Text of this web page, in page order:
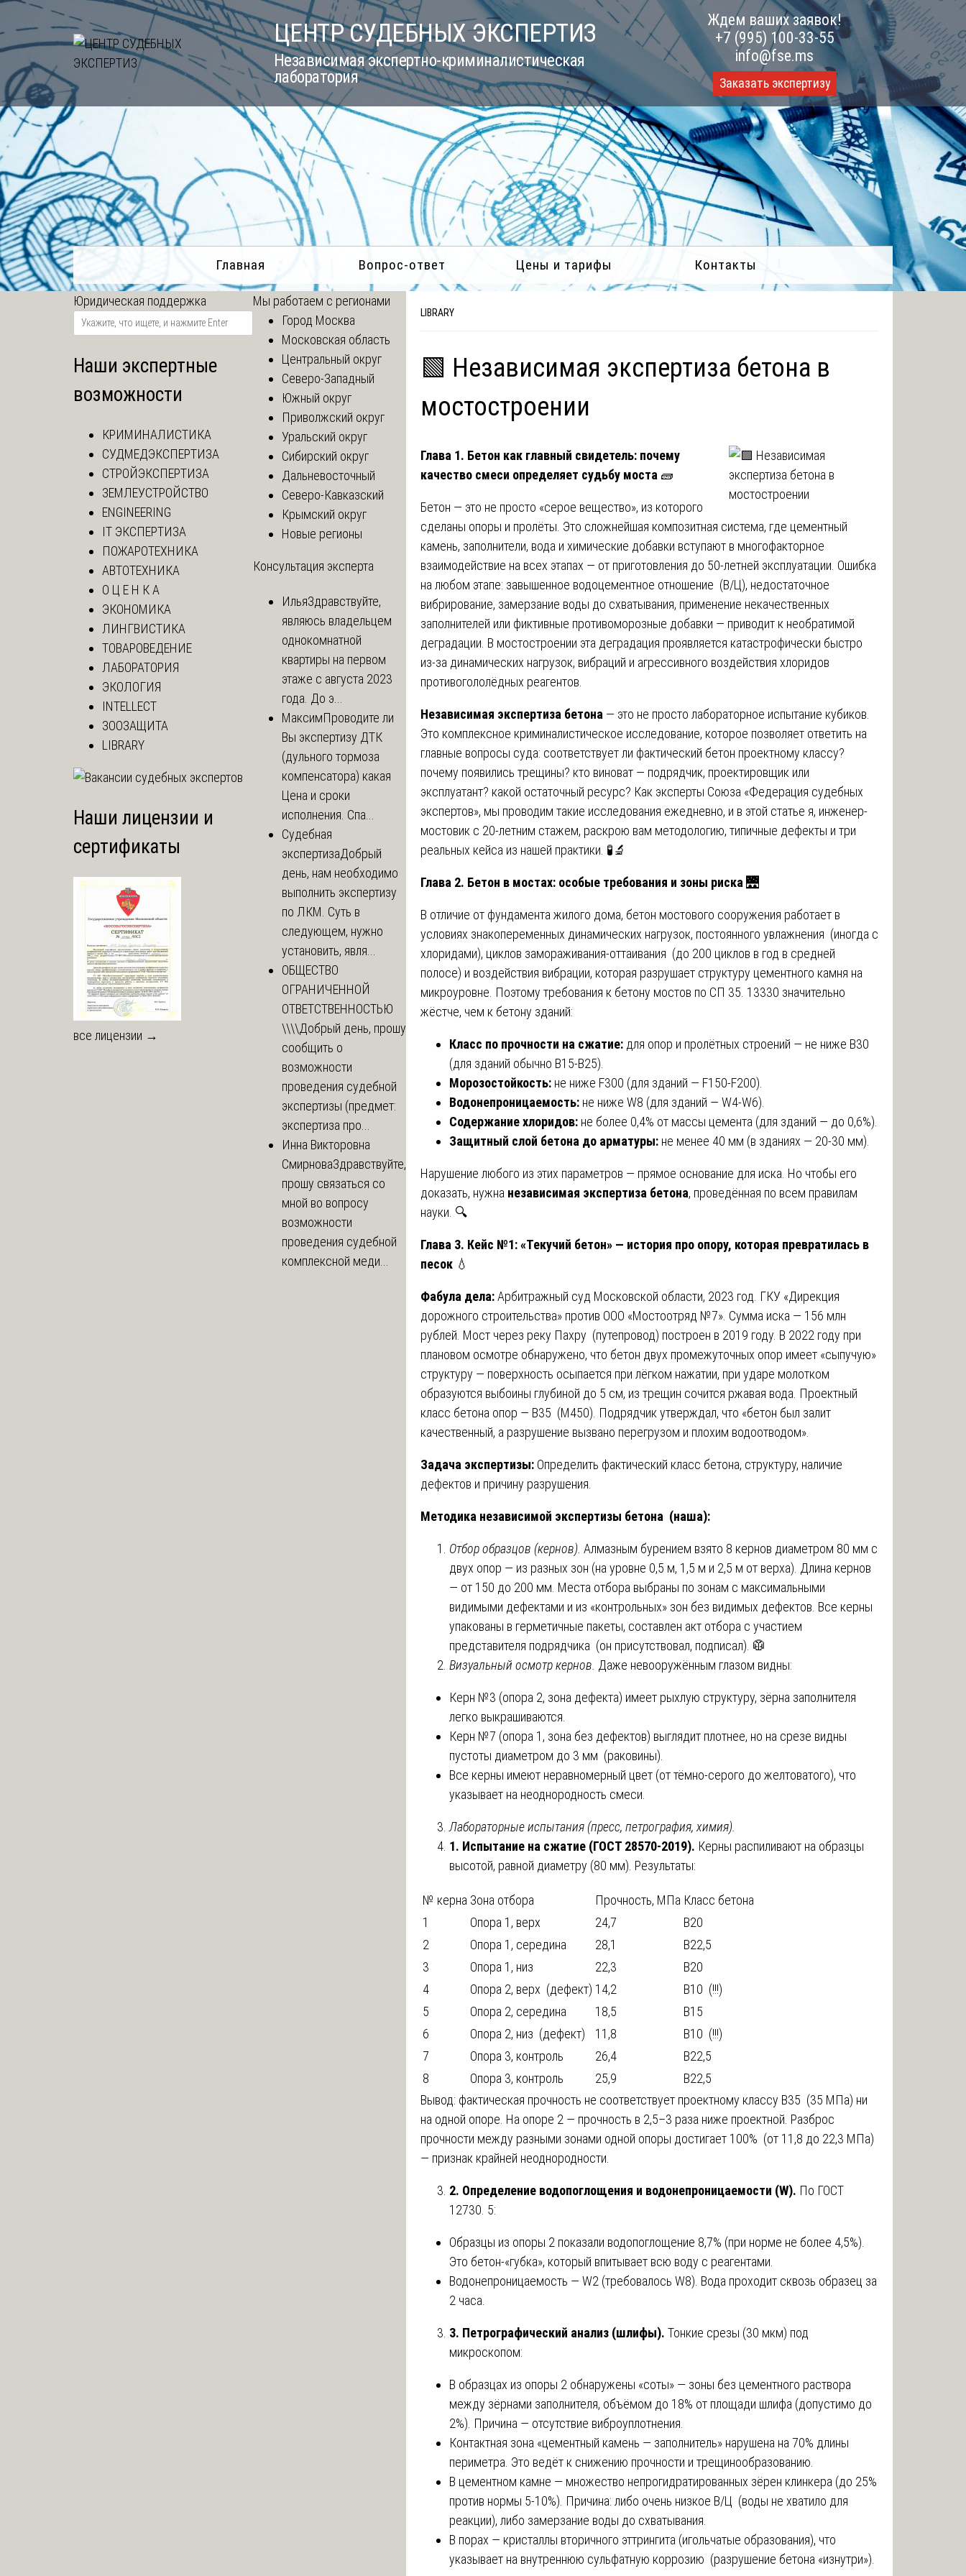
to
content
ЦЕНТР СУДЕБНЫХ ЭКСПЕРТИЗ
Независимая экспертно-криминалистическая
лаборатория
Ждем ваших заявок!
+7 (995) 100-33-55
info@fse.ms
Заказать экспертизу
Главная Вопрос-ответ Цены и тарифы Контакты
LIBRARY
🟩 Независимая экспертиза бетона в
мостостроении
Глава 1. Бетон как главный свидетель: почему
качество смеси определяет судьбу моста 🧱
Бетон — это не просто «серое вещество», из которого
сделаны опоры и пролёты. Это сложнейшая композитная система, где цементный
камень, заполнители, вода и химические добавки вступают в многофакторное
взаимодействие на всех этапах — от приготовления до 50-летней эксплуатации. Ошибка
на любом этапе: завышенное водоцементное отношение (В/Ц), недостаточное
вибрирование, замерзание воды до схватывания, применение некачественных
заполнителей или фиктивные противоморозные добавки — приводит к необратимой
деградации. В мостостроении эта деградация проявляется катастрофически быстро
из-за динамических нагрузок, вибраций и агрессивного воздействия хлоридов
противогололёдных реагентов.
Независимая экспертиза бетона — это не просто лабораторное испытание кубиков.
Это комплексное криминалистическое исследование, которое позволяет ответить на
главные вопросы суда: соответствует ли фактический бетон проектному классу?
почему появились трещины? кто виноват — подрядчик, проектировщик или
эксплуатант? какой остаточный ресурс? Как эксперты Союза «Федерация судебных
экспертов», мы проводим такие исследования ежедневно, и в этой статье я, инженер-
мостовик с 20-летним стажем, раскрою вам методологию, типичные дефекты и три
реальных кейса из нашей практики. 🧪🔬
Глава 2. Бетон в мостах: особые требования и зоны риска 🌉
В отличие от фундамента жилого дома, бетон мостового сооружения работает в
условиях знакопеременных динамических нагрузок, постоянного увлажнения (иногда с
хлоридами), циклов замораживания-оттаивания (до 200 циклов в год в средней
полосе) и воздействия вибрации, которая разрушает структуру цементного камня на
микроуровне. Поэтому требования к бетону мостов по СП 35. 13330 значительно
жёстче, чем к бетону зданий:
Класс по прочности на сжатие: для опор и пролётных строений — не ниже B30
(для зданий обычно B15-B25).
Морозостойкость: не ниже F300 (для зданий — F150-F200).
Водонепроницаемость: не ниже W8 (для зданий — W4-W6).
Содержание хлоридов: не более 0,4% от массы цемента (для зданий — до 0,6%).
Защитный слой бетона до арматуры: не менее 40 мм (в зданиях — 20-30 мм).
Нарушение любого из этих параметров — прямое основание для иска. Но чтобы его
доказать, нужна независимая экспертиза бетона, проведённая по всем правилам
науки. 🔍
Глава 3. Кейс №1: «Текучий бетон» — история про опору, которая превратилась в
песок 💧
Фабула дела:Арбитражный суд Московской области, 2023 год. ГКУ «Дирекция
дорожного строительства» против ООО «Мостоотряд №7». Сумма иска — 156 млн
рублей. Мост через реку Пахру (путепровод) построен в 2019 году. В 2022 году при
плановом осмотре обнаружено, что бетон двух промежуточных опор имеет «сыпучую»
структуру — поверхность осыпается при лёгком нажатии, при ударе молотком
образуются выбоины глубиной до 5 см, из трещин сочится ржавая вода. Проектный
класс бетона опор — B35 (M450). Подрядчик утверждал, что «бетон был залит
качественный, а разрушение вызвано перегрузом и плохим водоотводом».
Задача экспертизы: Определить фактический класс бетона, структуру, наличие
дефектов и причину разрушения.
Методика независимой экспертизы бетона (наша):
Отбор образцов (кернов). Алмазным бурением взято 8 кернов диаметром 80 мм с
двух опор — из разных зон (на уровне 0,5 м, 1,5 м и 2,5 м от верха). Длина кернов
— от 150 до 200 мм. Места отбора выбраны по зонам с максимальными
видимыми дефектами и из «контрольных» зон без видимых дефектов. Все керны
упакованы в герметичные пакеты, составлен акт отбора с участием
представителя подрядчика (он присутствовал, подписал). 🥼
Визуальный осмотр кернов. Даже невооружённым глазом видны:
Керн №3 (опора 2, зона дефекта) имеет рыхлую структуру, зёрна заполнителя
легко выкрашиваются.
Керн №7 (опора 1, зона без дефектов) выглядит плотнее, но на срезе видны
пустоты диаметром до 3 мм (раковины).
Все керны имеют неравномерный цвет (от тёмно-серого до желтоватого), что
указывает на неоднородность смеси.
Лабораторные испытания (пресс, петрография, химия).
1. Испытание на сжатие (ГОСТ 28570-2019). Керны распиливают на образцы
высотой, равной диаметру (80 мм). Результаты:
№ керна Зона отбора Прочность, МПа Класс бетона
1
Опора 1, верх 24,7
B20
2
Опора 1, середина 28,1
B22,5
3
Опора 1, низ 22,3
B20
4
Опора 2, верх (дефект) 14,2
B10 (!!!)
5
Опора 2, середина 18,5
B15
6
Опора 2, низ (дефект) 11,8
B10 (!!!)
7
Опора 3, контроль 26,4
B22,5
8
Опора 3, контроль 25,9
B22,5
Вывод: фактическая прочность не соответствует проектному классу B35 (35 МПа) ни
на одной опоре. На опоре 2 — прочность в 2,5–3 раза ниже проектной. Разброс
прочности между разными зонами одной опоры достигает 100% (от 11,8 до 22,3 МПа)
— признак крайней неоднородности.
2. Определение водопоглощения и водонепроницаемости (W). По ГОСТ
12730. 5:
Образцы из опоры 2 показали водопоглощение 8,7% (при норме не более 4,5%).
Это бетон-«губка», который впитывает всю воду с реагентами.
Водонепроницаемость — W2 (требовалось W8). Вода проходит сквозь образец за
2 часа.
3. Петрографический анализ (шлифы). Тонкие срезы (30 мкм) под
микроскопом:
В образцах из опоры 2 обнаружены «соты» — зоны без цементного раствора
между зёрнами заполнителя, объёмом до 18% от площади шлифа (допустимо до
2%). Причина — отсутствие виброуплотнения.
Контактная зона «цементный камень — заполнитель» нарушена на 70% длины
периметра. Это ведёт к снижению прочности и трещинообразованию.
В цементном камне — множество непрогидратированных зёрен клинкера (до 25%
против нормы 5-10%). Причина: либо очень низкое В/Ц (воды не хватило для
реакции), либо замерзание воды до схватывания.
В порах — кристаллы вторичного эттрингита (игольчатые образования), что
указывает на внутреннюю сульфатную коррозию (разрушение бетона «изнутри»).
Юридическая поддержка
Наши экспертные
возможности
КРИМИНАЛИСТИКА
СУДМЕДЭКСПЕРТИЗА
СТРОЙЭКСПЕРТИЗА
ЗЕМЛЕУСТРОЙСТВО
ENGINEERING
IT ЭКСПЕРТИЗА
ПОЖАРОТЕХНИКА
АВТОТЕХНИКА
О Ц Е Н К А
ЭКОНОМИКА
ЛИНГВИСТИКА
ТОВАРОВЕДЕНИЕ
ЛАБОРАТОРИЯ
ЭКОЛОГИЯ
INTELLECT
ЗООЗАЩИТА
LIBRARY
Наши лицензии и
сертификаты
все лицензии →
Мы работаем с регионами
Город Москва
Московская область
Центральный округ
Северо-Западный
Южный округ
Приволжский округ
Уральский округ
Сибирский округ
Дальневосточный
Северо-Кавказский
Крымский округ
Новые регионы
Консультация эксперта
ИльяЗдравствуйте,
являюсь владельцем
однокомнатной
квартиры на первом
этаже с августа 2023
года. До э...
МаксимПроводите ли
Вы экспертизу ДТК
(дульного тормоза
компенсатора) какая
Цена и сроки
исполнения. Спа...
Судебная
экспертизаДобрый
день, нам необходимо
выполнить экспертизу
по ЛКМ. Суть в
следующем, нужно
установить, явля...
ОБЩЕСТВО
ОГРАНИЧЕННОЙ
ОТВЕТСТВЕННОСТЬЮ
\\\\Добрый день, прошу
сообщить о
возможности
проведения судебной
экспертизы (предмет:
экспертиза про...
Инна Викторовна
СмирноваЗдравствуйте,
прошу связаться со
мной во вопросу
возможности
проведения судебной
комплексной меди...